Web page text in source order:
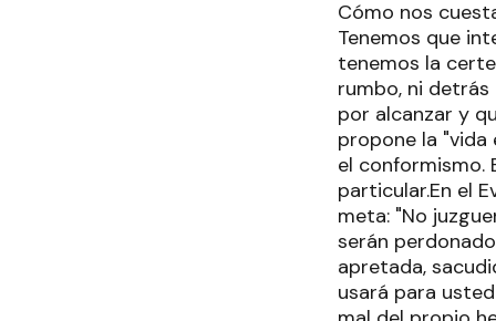
Cómo nos
Tenemos que
tenemos la
rumbo, ni detrás
por alcanzar y
propone la "vida
el conformismo.
particular.En el
meta: "No
serán
apretada,
usará para